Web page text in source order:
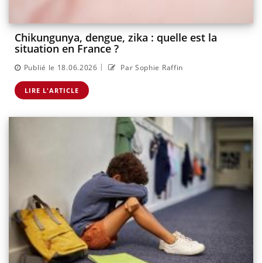
Chikungunya, dengue, zika : quelle est la
situation en France ?
Publié le 18.06.2026 | Par Sophie Raffin
LIRE L'ARTICLE